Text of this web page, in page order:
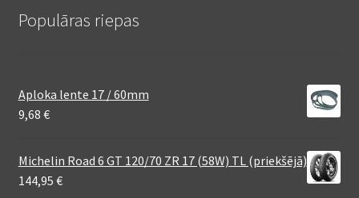
Populāras riepas
Aploka lente 17 / 60mm
9,68 €
Michelin Road 6 GT 120/70 ZR 17 (58W) TL (priekšējā)
144,95 €